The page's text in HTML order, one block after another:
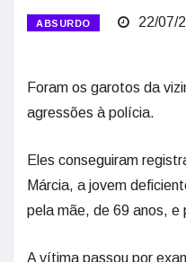
ABSURDO 22/07/
Foram os garotos da
agressões à polícia.
Eles conseguiram
Márcia, a jovem
pela mãe, de 69 anos, e
A vítima passou por